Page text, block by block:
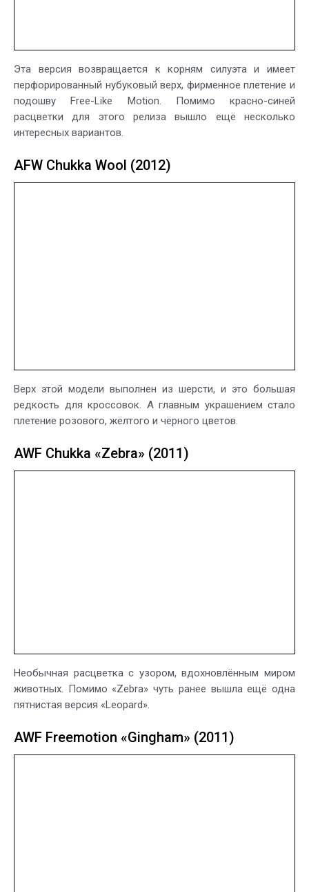
Эта версия возвращается к корням силуэта и имеет
перфорированный нубуковый верх, фирменное плетение и
подошву Free-Like Motion. Помимо красно-синей
расцветки для этого релиза вышло ещё несколько
интересных вариантов.
AFW Chukka Wool (2012)
Верх этой модели выполнен из шерсти, и это большая
редкость для кроссовок. А главным украшением стало
плетение розового, жёлтого и чёрного цветов.
AWF Chukka «Zebra» (2011)
Необычная расцветка с узором, вдохновлённым миром
животных. Помимо «Zebra» чуть ранее вышла ещё одна
пятнистая версия «Leopard».
AWF Freemotion «Gingham» (2011)